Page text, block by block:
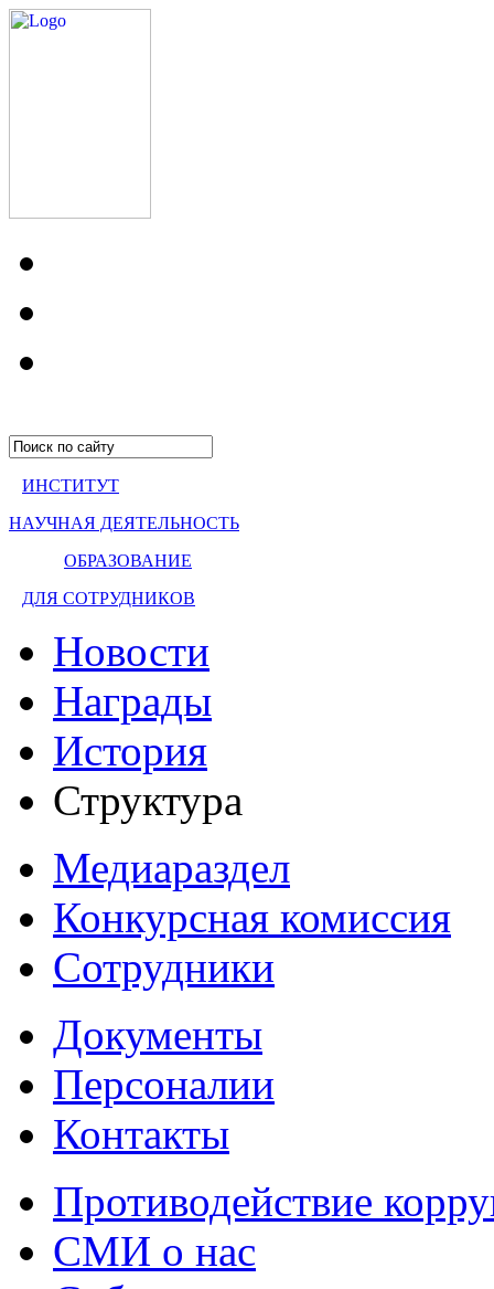
ИНСТИТУТ
НАУЧНАЯ ДЕЯТЕЛЬНОСТЬ
ОБРАЗОВАНИЕ
ДЛЯ СОТРУДНИКОВ
Новости
Награды
История
Структура
Медиараздел
Конкурсная комиссия
Сотрудники
Документы
Персоналии
Контакты
Противодействие
СМИ о нас